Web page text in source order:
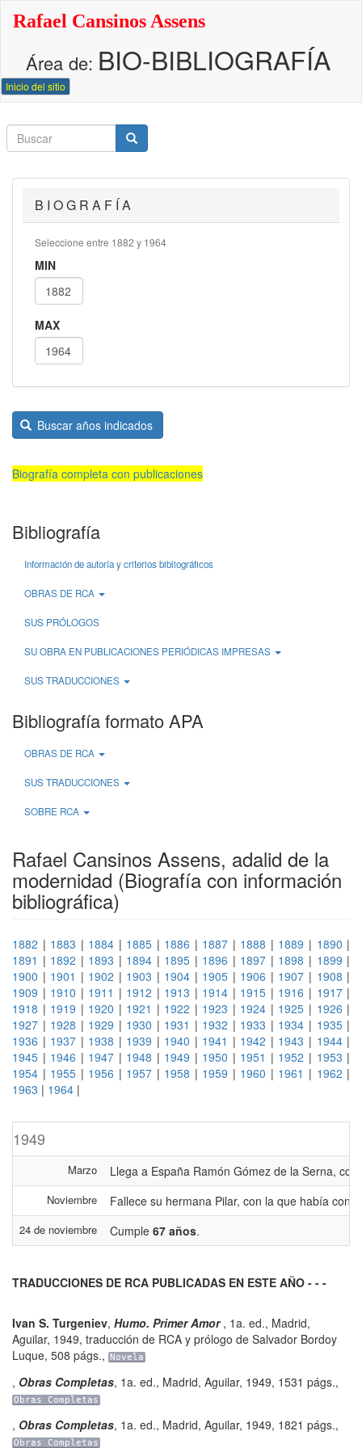
principal
Rafael Cansinos Assens
Área de: BIO-BIBLIOGRAFÍA
Inicio del sitio
Buscar
Buscar
Buscar
B I O G R A F Í A
Seleccione entre 1882 y 1964
MIN
MAX
Buscar años indicados
Biografía completa con publicaciones
Bibliografía
Información de autoría y criterios bibliográficos
OBRAS DE RCA
SUS PRÓLOGOS
SU OBRA EN PUBLICACIONES PERIÓDICAS IMPRESAS
SUS TRADUCCIONES
Bibliografía formato APA
OBRAS DE RCA
SUS TRADUCCIONES
SOBRE RCA
Rafael Cansinos Assens, adalid de la
modernidad (Biografía con información
bibliográfica)
1882 | 1883 | 1884 | 1885 | 1886 | 1887 | 1888 | 1889 | 1890 |
1891 | 1892 | 1893 | 1894 | 1895 | 1896 | 1897 | 1898 | 1899 |
1900 | 1901 | 1902 | 1903 | 1904 | 1905 | 1906 | 1907 | 1908 |
1909 | 1910 | 1911 | 1912 | 1913 | 1914 | 1915 | 1916 | 1917|
1918 | 1919 | 1920 | 1921 | 1922 | 1923 | 1924 | 1925 | 1926 |
1927 | 1928 | 1929 | 1930 | 1931 | 1932 | 1933 | 1934 | 1935|
1936 | 1937 | 1938 | 1939 | 1940 | 1941 | 1942 | 1943 | 1944|
1945 | 1946 | 1947 | 1948 | 1949 | 1950 | 1951 | 1952 | 1953 |
1954 | 1955 | 1956 | 1957 | 1958 | 1959 | 1960 | 1961 | 1962 |
1963 | 1964 |
1949
Marzo Llega a España Ramón Gómez de la Serna,
Noviembre Fallece su hermana Pilar, con la que había
24 de noviembre Cumple 67 años.
TRADUCCIONES DE RCA PUBLICADAS EN ESTE AÑO - - -
Ivan S. Turgeniev, Humo. Primer Amor, 1a. ed., Madrid,
Aguilar, 1949, traducción de RCA y prólogo de Salvador Bordoy
Luque, 508 págs., Novela
, Obras Completas, 1a. ed., Madrid, Aguilar, 1949, 1531 págs.,
Obras Completas
, Obras Completas, 1a. ed., Madrid, Aguilar, 1949, 1821 págs.,
Obras Completas